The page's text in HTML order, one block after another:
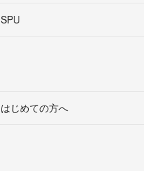
SPU
はじめての方へ